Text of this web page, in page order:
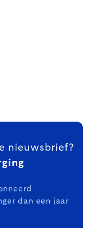
nieuwsbrief?
dan een jaar